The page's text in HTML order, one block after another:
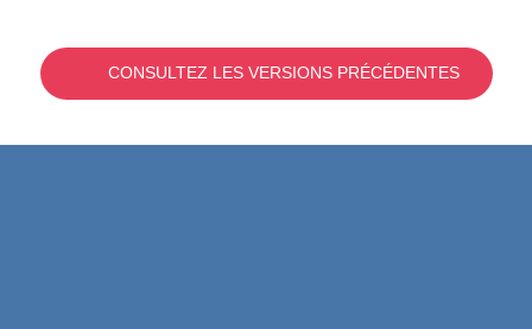
CONSULTEZ LES VERSIONS PRÉCÉDENTES